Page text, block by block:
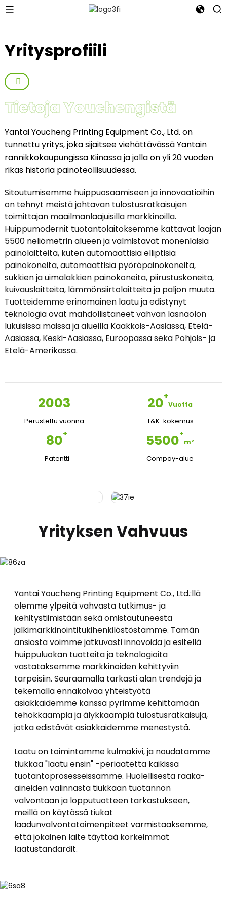
Yritysprofiili
Tietoja Youchengistä
Yantai Youcheng Printing Equipment Co., Ltd. on
tunnettu yritys, joka sijaitsee viehättävässä Yantain
rannikkokaupungissa Kiinassa ja jolla on yli 20 vuoden
rikas historia painoteollisuudessa.
Sitoutumisemme huippuosaamiseen ja innovaatioihin
on tehnyt meistä johtavan tulostusratkaisujen
toimittajan maailmanlaajuisilla markkinoilla.
Huippumodernit tuotantolaitoksemme kattavat laajan
5500 neliömetrin alueen ja valmistavat monenlaisia ​​
painolaitteita, kuten automaattisia elliptisiä
painokoneita, automaattisia pyöröpainokoneita,
sukkien ja uimalakkien painokoneita, piirustuskoneita,
kuivauslaitteita, lämmönsiirtolaitteita ja paljon muuta.
Tuotteidemme erinomainen laatu ja edistynyt
teknologia ovat mahdollistaneet vahvan läsnäolon
lukuisissa maissa ja alueilla Kaakkois-Aasiassa, Etelä-
Aasiassa, Keski-Aasiassa, Euroopassa sekä Pohjois- ja
Etelä-Amerikassa.
2003
Perustettu vuonna
20+
Vuotta
T&K-kokemus
80+
Patentti
5500+
m²
Compay-alue
Yrityksen Vahvuus
Yantai Youcheng Printing Equipment Co., Ltd.:llä
olemme ylpeitä vahvasta tutkimus- ja
kehitystiimistään sekä omistautuneesta
jälkimarkkinointitukihenkilöstöstämme. Tämän
ansiosta voimme jatkuvasti innovoida ja esitellä
huippuluokan tuotteita ja teknologioita
vastataksemme markkinoiden kehittyviin
tarpeisiin. Seuraamalla tarkasti alan trendejä ja
tekemällä ennakoivaa yhteistyötä
asiakkaidemme kanssa pyrimme kehittämään
tehokkaampia ja älykkäämpiä tulostusratkaisuja,
jotka edistävät asiakkaidemme menestystä.
Laatu on toimintamme kulmakivi, ja noudatamme
tiukkaa "laatu ensin" -periaatetta kaikissa
tuotantoprosesseissamme. Huolellisesta raaka-
aineiden valinnasta tiukkaan tuotannon
valvontaan ja lopputuotteen tarkastukseen,
meillä on käytössä tiukat
laadunvalvontatoimenpiteet varmistaaksemme,
että jokainen laite täyttää korkeimmat
laatustandardit.